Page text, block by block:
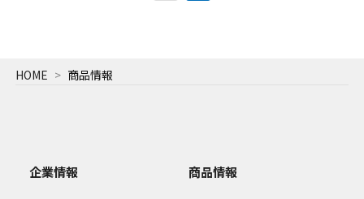
HOME 商品情報
企業情報 商品情報